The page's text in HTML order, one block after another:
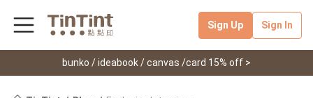
Sign Up Sign In
bunko / ideabook / canvas /card 15% off >